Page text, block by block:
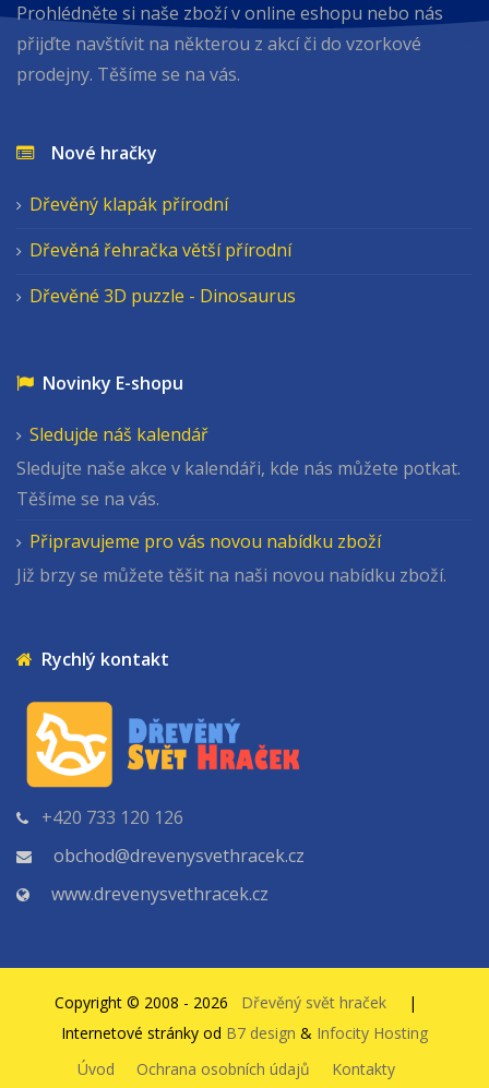
Prohlédněte si naše zboží v online eshopu nebo nás
přijďte navštívit na některou z akcí či do vzorkové
prodejny. Těšíme se na vás.
Nové hračky
Dřevěný klapák přírodní
Dřevěná řehračka větší přírodní
Dřevěné 3D puzzle - Dinosaurus
Novinky E-shopu
Sledujde náš kalendář
Sledujte naše akce v kalendáři, kde nás můžete potkat.
Těšíme se na vás.
Připravujeme pro vás novou nabídku zboží
Již brzy se můžete těšit na naši novou nabídku zboží.
Rychlý kontakt
+420 733 120 126
obchod@drevenysvethracek.cz
www.drevenysvethracek.cz
Copyright © 2008 - 2026 Dřevěný svět hraček |
Internetové stránky od B7 design & Infocity Hosting
Úvod
Ochrana osobních údajů Kontakty